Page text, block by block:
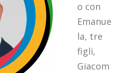
o con
Emanue
la, tre
figli,
Giacom